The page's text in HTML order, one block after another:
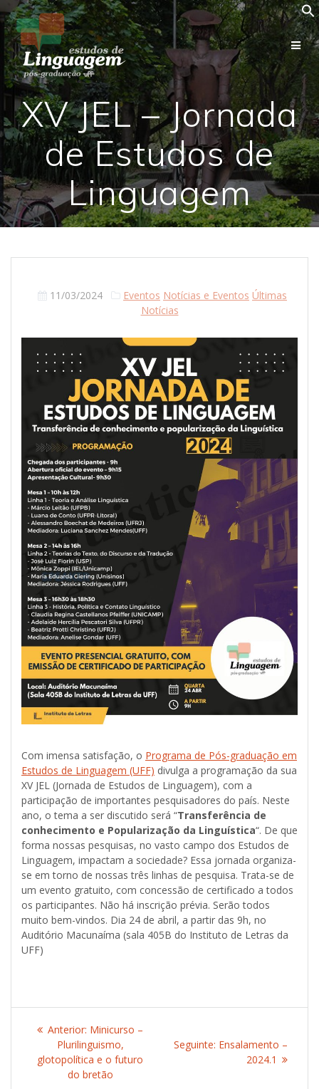
Skip
to
content
XV JEL – Jornada
de Estudos de
Linguagem
11/03/2024 Eventos Notícias e Eventos Últimas
Notícias
Com imensa satisfação, o Programa de Pós-graduação em
Estudos de Linguagem (UFF) divulga a programação da sua
XV JEL (Jornada de Estudos de Linguagem), com a
participação de importantes pesquisadores do país. Neste
ano, o tema a ser discutido será “Transferência de
conhecimento e Popularização da Linguística“. De que
forma nossas pesquisas, no vasto campo dos Estudos de
Linguagem, impactam a sociedade? Essa jornada organiza-
se em torno de nossas três linhas de pesquisa. Trata-se de
um evento gratuito, com concessão de certificado a todos
os participantes. Não há inscrição prévia. Serão todos
muito bem-vindos. Dia 24 de abril, a partir das 9h, no
Auditório Macunaíma (sala 405B do Instituto de Letras da
UFF)
Navegação
de
Anterior: Post
anterior:
Minicurso –
Plurilinguismo,
glotopolítica e o futuro
do bretão
Seguinte: Post
seguinte:
Ensalamento –
2024.1